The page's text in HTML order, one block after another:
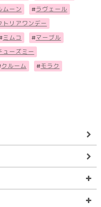
ムーン #ラヴェール
トリアワンデー
ミムコ #マーブル
ューズミー
クルーム #モラク